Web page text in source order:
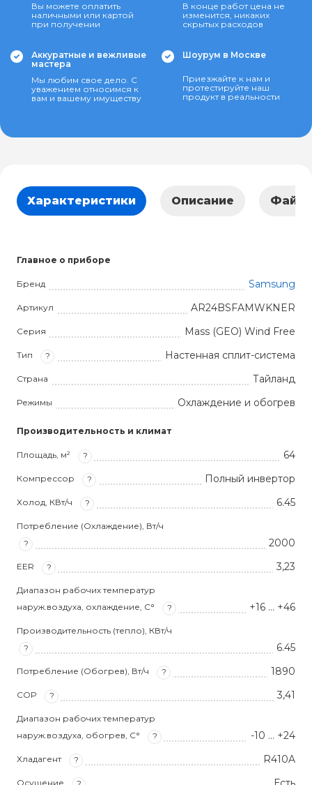
Вы можете оплатить
наличными или картой
при получении
В конце работ цена не
изменится, никаких
скрытых расходов
Аккуратные и вежливые
мастера
Мы любим свое дело. С
уважением относимся к
вам и вашему имуществу
Шоурум в Москве
Приезжайте к нам и
протестируйте наш
продукт в реальности
Характеристики Описание
Главное о приборе
Бренд Samsung
Артикул AR24BSFAMWKNER
Серия Mass (GEO) Wind Free
Тип ? Настенная сплит-система
Страна Тайланд
Режимы Охлаждение и обогрев
Производительность и климат
Площадь, м² ? 64
Компрессор ? Полный инвертор
Холод, КВт/ч ? 6.45
Потребление (Охлаждение), Вт/ч
?
2000
EER ? 3,23
Диапазон рабочих температур
наруж.воздуха, охлаждение, С°
? +16 … +46
Производительность (тепло), КВт/ч
?
6.45
Потребление (Обогрев), Вт/ч ? 1890
COP ? 3,41
Диапазон рабочих температур
наруж.воздуха, обогрев, С°
? -10 … +24
Хладагент ? R410A
Осушение